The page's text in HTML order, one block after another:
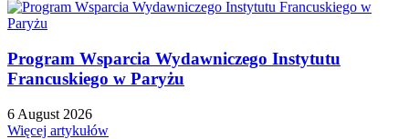
Program Wsparcia Wydawniczego Instytutu
Francuskiego w Paryżu
6 August 2026
Więcej artykułów